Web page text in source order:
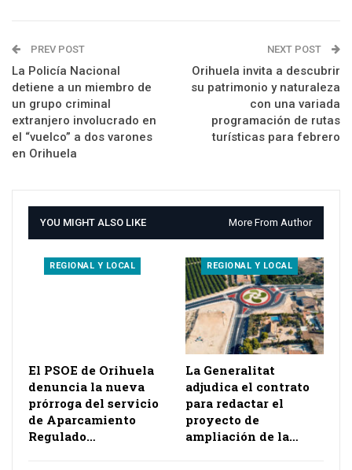
PREV POST
La Policía Nacional
detiene a un miembro de
un grupo criminal
extranjero involucrado en
el “vuelco” a dos varones
en Orihuela
NEXT POST
Orihuela invita a descubrir
su patrimonio y naturaleza
con una variada
programación de rutas
turísticas para febrero
YOU MIGHT ALSO LIKE More From Author
REGIONAL Y LOCAL
El PSOE de Orihuela
denuncia la nueva
prórroga del servicio
de Aparcamiento
Regulado…
REGIONAL Y LOCAL
La Generalitat
adjudica el contrato
para redactar el
proyecto de
ampliación de la…